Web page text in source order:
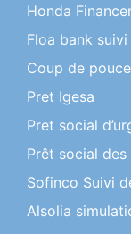
Honda
Floa bank
Coup de
Pret Igesa
Pret social
Prêt social des
Sofinco Suivi
Alsolia